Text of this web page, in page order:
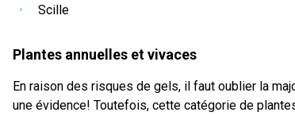
Scille
Plantes annuelles et vivaces
En raison des risques de gels, il faut oublier la
une évidence! Toutefois, cette catégorie de